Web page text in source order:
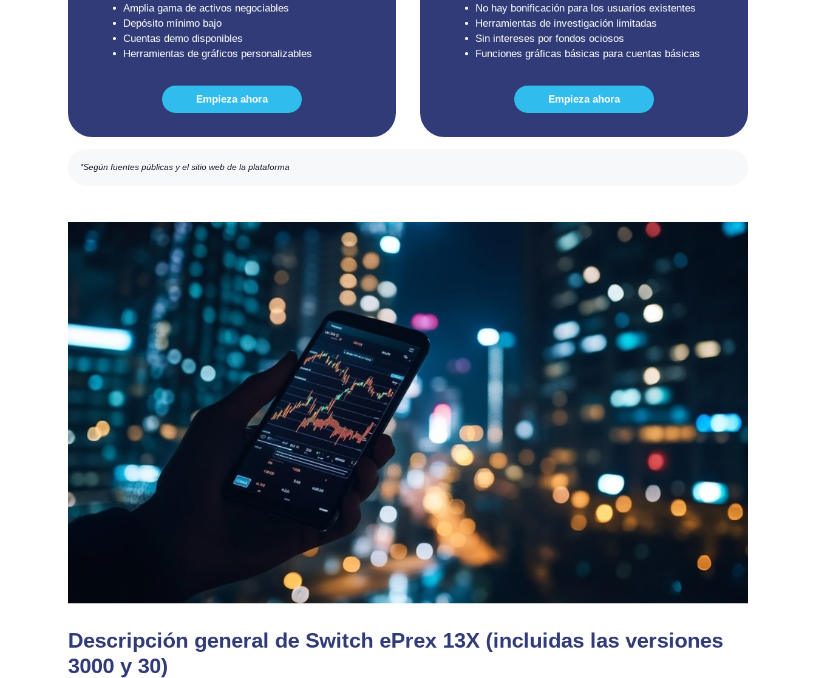
Amplia gama de activos negociables
Depósito mínimo bajo
Cuentas demo disponibles
Herramientas de gráficos personalizables
Empieza ahora
No hay bonificación para los usuarios existentes
Herramientas de investigación limitadas
Sin intereses por fondos ociosos
Funciones gráficas básicas para cuentas básicas
Empieza ahora
*Según fuentes públicas y el sitio web de la plataforma
Descripción general de Switch ePrex 13X (incluidas las versiones
3000 y 30)